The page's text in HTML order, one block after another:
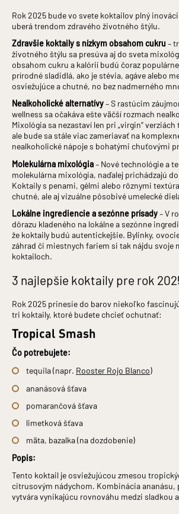
Rok 2025 bude vo svete koktailov plný
uberá trendom zdravého životného štýlu.
Zdravšie koktaily s nízkym obsahom cukru–
životného štýlu sa presúva aj do sveta
obsahom cukru a kalórií budú čoraz
prírodné sladidlá, ako je stévia, agáve alebo
osviežujúce a chutné, no bez nadmerného
Nealkoholické alternatívy– S rastúcim
wellness sa očakáva ešte väčší rozmach
Mixológia sa nezastaví len pri „virgin“
ale bude sa stále viac zameriavať na
nealkoholické nápoje s bohatými chuťovými
Molekulárna mixológia– Nové technológie a
molekulárna mixológia, naďalej prichádzajú
Koktaily s penami, gélmi alebo rôznymi
chutné, ale aj vizuálne pôsobivé umelecké
Lokálne ingrediencie a sezónne prísady– V
dôrazu kladeného na lokálne a sezónne
že koktaily budú autentickejšie. Bylinky,
záhrad či miestnych fariem si tak nájdu svoje
koktailoch.
3 najlepšie koktaily pre rok
Rok 2025 prinesie do barov niekoľko
tri koktaily, ktoré budete chcieť ochutnať:
Tropical Smash
Čo potrebujete:
tequila (napr. Rooster Rojo Blanco)
ananásová šťava
pomarančová šťava
limetková šťava
mäta, bazalka (na dozdobenie)
Popis:
Tento koktail je osviežujúcou zmesou
citrusovým nádychom. Kombinácia ananásu,
vytvára vynikajúcu rovnováhu medzi sladkou